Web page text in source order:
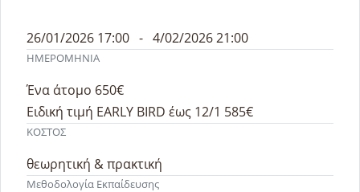
ΗΜΕΡΟΜΗΝΙΑ
26/01/2026 17:00 - 4/02/2026 21:00
ΚΟΣΤΟΣ
Ένα άτομο 650€
Ειδική τιμή EARLY BIRD έως 12/1 585€
Μεθοδολογία Εκπαίδευσης
θεωρητική & πρακτική